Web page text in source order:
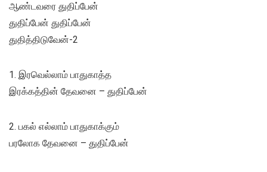
ஆண்டவரை துதிப்பேன்
துதிப்பேன் துதிப்பேன்
துதித்திடுவேன்-2
1. இரவெல்லாம் பாதுகாத்த
இரக்கத்தின் தேவனை – துதிப்பேன்
2. பகல் எல்லாம் பாதுகாக்கும்
பரலோக தேவனை – துதிப்பேன்